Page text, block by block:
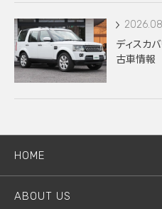
ディスカ
古車情報
HOME
ABOUT US